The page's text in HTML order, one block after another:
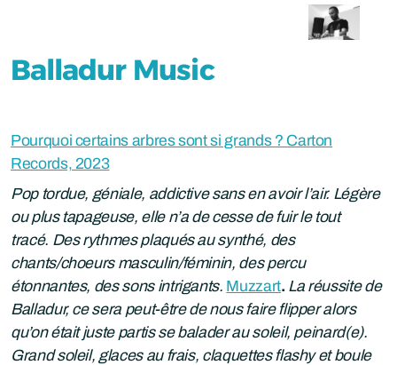
Balladur Music
Pourquoi certains arbres sont si grands ? Carton
Records, 2023
Pop tordue, géniale, addictive sans en avoir l’air. Légère
ou plus tapageuse, elle n’a de cesse de fuir le tout
tracé. Des rythmes plaqués au synthé, des
chants/choeurs masculin/féminin, des percu
étonnantes, des sons intrigants. Muzzart. La réussite de
Balladur, ce sera peut-être de nous faire flipper alors
qu’on était juste partis se balader au soleil, peinard(e).
Grand soleil, glaces au frais, claquettes flashy et boule